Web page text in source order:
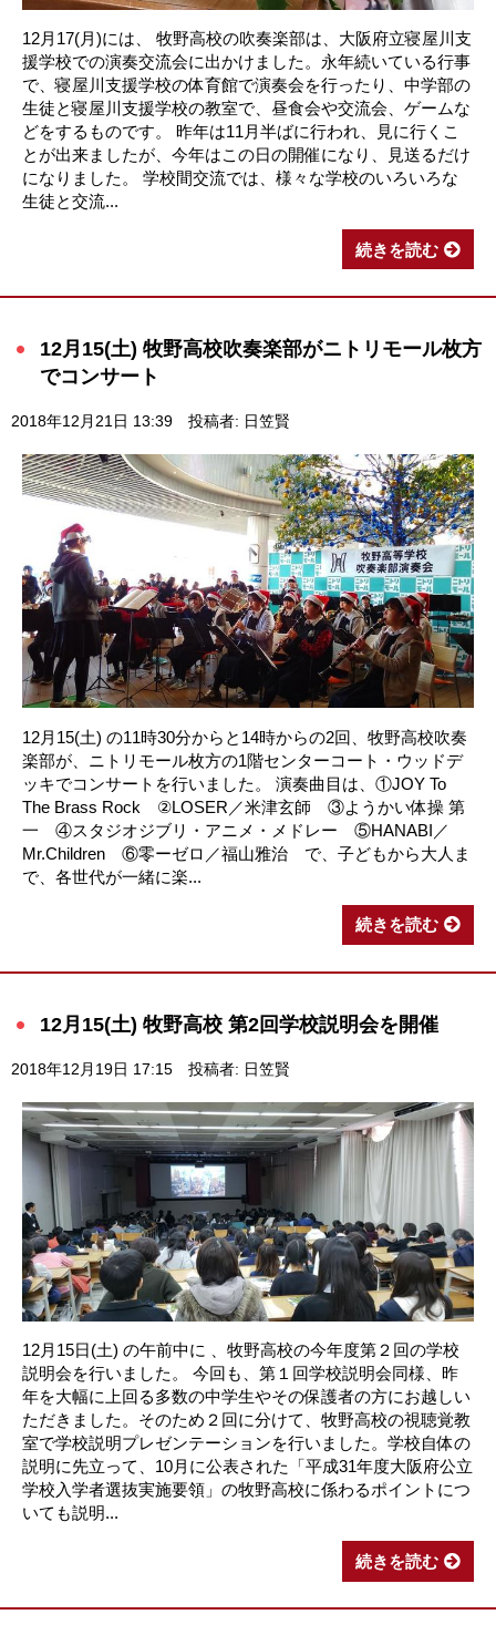
12月17(月)には、 牧野高校の吹奏楽部は、大阪府立寝屋川支
援学校での演奏交流会に出かけました。永年続いている行事
で、寝屋川支援学校の体育館で演奏会を行ったり、中学部の
生徒と寝屋川支援学校の教室で、昼食会や交流会、ゲームな
どをするものです。 昨年は11月半ばに行われ、見に行くこ
とが出来ましたが、今年はこの日の開催になり、見送るだけ
になりました。 学校間交流では、様々な学校のいろいろな
生徒と交流...
続きを読む
12月15(土) 牧野高校吹奏楽部がニトリモール枚方
でコンサート
2018年12月21日 13:39 投稿者: 日笠賢
12月15(土) の11時30分からと14時からの2回、牧野高校吹奏
楽部が、ニトリモール枚方の1階センターコート・ウッドデ
ッキでコンサートを行いました。 演奏曲目は、①JOY To
The Brass Rock ②LOSER／米津玄師 ③ようかい体操 第
一 ④スタジオジブリ・アニメ・メドレー ⑤HANABI／
Mr.Children ⑥零ーゼロ／福山雅治 で、子どもから大人ま
で、各世代が一緒に楽...
続きを読む
12月15(土) 牧野高校 第2回学校説明会を開催
2018年12月19日 17:15 投稿者: 日笠賢
12月15日(土) の午前中に 、牧野高校の今年度第２回の学校
説明会を行いました。 今回も、第１回学校説明会同様、昨
年を大幅に上回る多数の中学生やその保護者の方にお越しい
ただきました。そのため２回に分けて、牧野高校の視聴覚教
室で学校説明プレゼンテーションを行いました。学校自体の
説明に先立って、10月に公表された「平成31年度大阪府公立
学校入学者選抜実施要領」の牧野高校に係わるポイントにつ
いても説明...
続きを読む